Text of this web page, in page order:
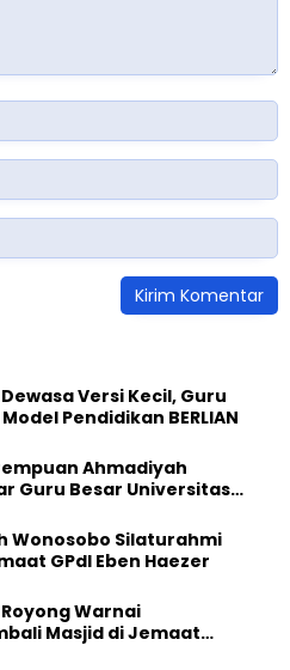
Versi Kecil, Guru
Pendidikan BERLIAN
Ahmadiyah
Guru Besar Universitas
Wonosobo Silaturahmi
GPdI Eben Haezer
Warnai
Masjid di Jemaat